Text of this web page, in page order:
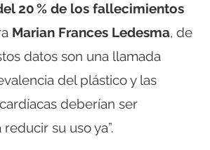
20 % de los fallecimientos
Marian Frances Ledesma, de
datos son una llamada
del plástico y las
deberían ser
su uso ya”.